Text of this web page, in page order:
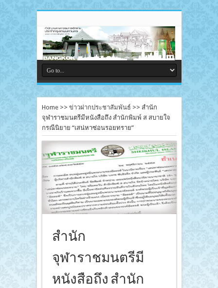
Home>> ข่าวฝากประชาสัมพันธ์ >> สำนัก
จุฬาราชมนตรีมีหนังสือถึง สำนักพิมพ์ ส สบายใจ
กรณีนิยาย “เสน่หาซ่อนรอยทราย”
สำนัก
จุฬาราชมนตรีมี
หนังสือถึง สำนัก